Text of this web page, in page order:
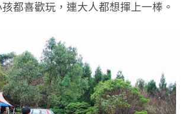
都喜歡玩，連大人都想揮上一棒。